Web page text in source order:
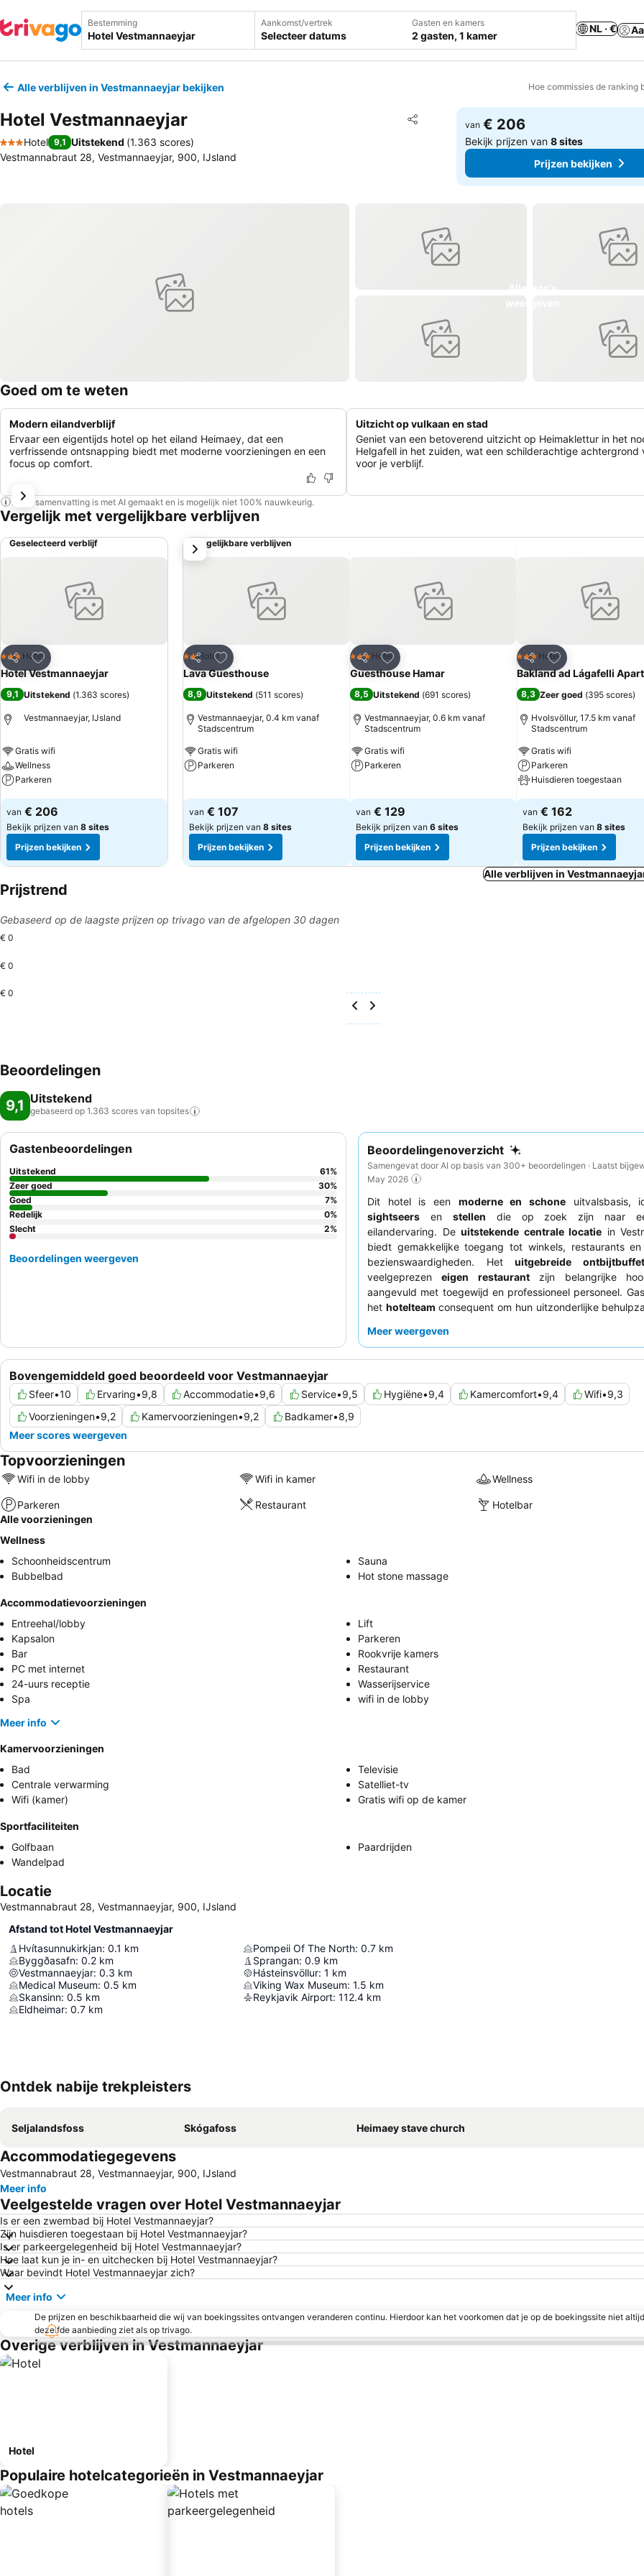
Bestemming Aankomst/vertrek
Selecteer datums
Gasten en kamers
2 gasten, 1 kamer
NL · €
Alle verblijven in Vestmannaeyjar bekijken Hoe commissies de ranking
Hotel Vestmannaeyjar Delen
Toevoegen aan favorieten
3 Sterren
Hotel 9,1 Uitstekend (1.363 scores)
Vestmannabraut 28, Vestmannaeyjar, 900, IJsland
van € 206
Bekijk prijzen van8 sites
Prijzen bekijken
Goed om te weten
Modern eilandverblijf
Ervaar een eigentijds hotel op het eiland Heimaey, dat een
verfrissende ontsnapping biedt met moderne voorzieningen en een
focus op comfort.
Uitzicht op vulkaan en stad
Geniet van een betoverend uitzicht op Heimaklettur in het
Helgafell in het zuiden, wat een schilderachtige achtergrond
voor je verblijf.
Deze samenvatting is met AI gemaakt en is mogelijk niet 100% nauwkeurig.
Vergelijk met vergelijkbare verblijven
Geselecteerd verblijf
Delen
Toevoegen aan favorieten
3 Sterren
Hotel
Hotel Vestmannaeyjar
9,1 Uitstekend (1.363 scores)
Vestmannaeyjar, IJsland
Gratis wifi
Wellness
Parkeren
Prijzen bekijken
van € 206
Bekijk prijzen van 8 sites
Prijzen bekijken
Vergelijkbare verblijven
Delen
Toevoegen aan favorieten
2 Sterren
Hotel
Lava Guesthouse
8,9 Uitstekend (511 scores)
Vestmannaeyjar, 0.4 km vanaf
Stadscentrum
Gratis wifi
Parkeren
van € 107
Bekijk prijzen van 8 sites
Prijzen bekijken
Delen
Toevoegen aan favorieten
3 Sterren
Hotel
Guesthouse Hamar
8,5 Uitstekend (691 scores)
Vestmannaeyjar, 0.6 km vanaf
Stadscentrum
Gratis wifi
Parkeren
van € 129
Bekijk prijzen van 6 sites
Prijzen bekijken
Delen
Toevoegen aan
3 Sterren
Hotel
Bakland ad Lágafelli
8,3 Zeer goed (395 scores)
Hvolsvöllur, 17.5 km vanaf
Stadscentrum
Gratis wifi
Parkeren
Huisdieren toegestaan
Prijzen bekijken
van € 162
Bekijk prijzen van 8 sites
Prijzen bekijken
volgende
Alle verblijven in
Prijstrend
Gebaseerd op de laagste prijzen op trivago van de afgelopen 30 dagen
€ 0
€ 0
€ 0
Beoordelingen
9,1 Uitstekend
gebaseerd op 1.363 scores van topsites
Beoordelingenoverzicht
Samengevat door AI op basis van 300+ beoordelingen · Laatst
May 2026
Dit hotel is een moderne en schone uitvalsbasis,
sightseers en stellen die op zoek zijn naar
eilandervaring. De uitstekende centrale locatie in
biedt gemakkelijke toegang tot winkels, restaurants en
bezienswaardigheden. Hetuitgebreide ontbijtbuffet
veelgeprezeneigen restaurantzijn belangrijke
aangevuld met toegewijd en professioneel personeel.
het hotelteam consequent om hun uitzonderlijke
kamer aan te vragen die niet aan de hoofdstraat ligt.
Meer weergeven
Bovengemiddeld goed beoordeeld voor Vestmannaeyjar
Sfeer•10 Ervaring•9,8 Accommodatie•9,6 Service•9,5 Hygiëne•9,4 Kamercomfort•9,4 Wifi•9,3
Voorzieningen•9,2 Kamervoorzieningen•9,2 Badkamer•8,9
Meer scores weergeven
Gastenbeoordelingen
Uitstekend 61%
Zeer goed
30%
Goed
7%
Redelijk
0%
Slecht
2%
Beoordelingen weergeven
Topvoorzieningen
Wifi in de lobby Wifi in kamer Wellness
Parkeren Restaurant
Hotelbar
Alle voorzieningen
Wellness
Schoonheidscentrum
Sauna
Bubbelbad
Hot stone massage
Accommodatievoorzieningen
Entreehal/lobby
Lift
Kapsalon
Parkeren
Bar
Rookvrije kamers
PC met internet
Restaurant
24-uurs receptie
Wasserijservice
Spa
wifi in de lobby
Meer info
Kamervoorzieningen
Bad
Televisie
Centrale verwarming
Satelliet-tv
Wifi (kamer)
Gratis wifi op de kamer
Sportfaciliteiten
Golfbaan
Paardrijden
Wandelpad
Locatie
Vestmannabraut 28, Vestmannaeyjar, 900, IJsland
Afstand tot Hotel Vestmannaeyjar
Hvítasunnukirkjan: 0.1 km
Byggðasafn: 0.2 km
Vestmannaeyjar: 0.3 km
Medical Museum: 0.5 km
Skansinn: 0.5 km
Eldheimar: 0.7 km
Pompeii Of The North: 0.7 km
Sprangan: 0.9 km
Hásteinsvöllur: 1 km
Viking Wax Museum: 1.5 km
Reykjavik Airport: 112.4 km
Ontdek nabije trekpleisters
Seljalandsfoss Skógafoss Heimaey stave church
Accommodatiegegevens
Vestmannabraut 28, Vestmannaeyjar, 900, IJsland
Meer info
Veelgestelde vragen over Hotel Vestmannaeyjar
Is er een zwembad bij Hotel Vestmannaeyjar?
Zijn huisdieren toegestaan bij Hotel Vestmannaeyjar?
Is er parkeergelegenheid bij Hotel Vestmannaeyjar?
Hoe laat kun je in- en uitchecken bij Hotel Vestmannaeyjar?
Waar bevindt Hotel Vestmannaeyjar zich?
Meer info
De prijzen en beschikbaarheid die wij van boekingssites ontvangen veranderen continu. Hierdoor kan het voorkomen dat je op de boekingssite niet
dezelfde aanbieding ziet als op trivago.
Overige verblijven in Vestmannaeyjar
Hotel
Populaire hotelcategorieën in Vestmannaeyjar